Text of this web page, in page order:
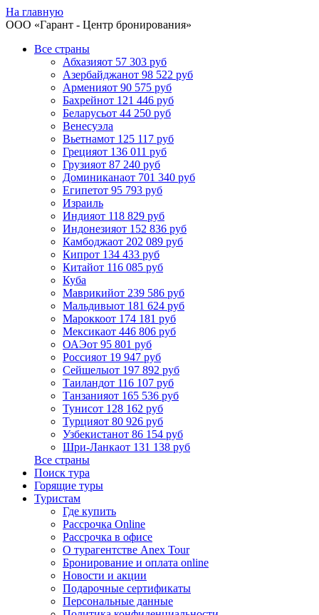
На главную
ООО «Гарант - Центр бронирования»
Все страны
Абхазияот 57 303 руб
Азербайджанот 98 522 руб
Арменияот 90 575 руб
Бахрейнот 121 446 руб
Беларусьот 44 250 руб
Венесуэла
Вьетнамот 125 117 руб
Грецияот 136 011 руб
Грузияот 87 240 руб
Доминиканаот 701 340 руб
Египетот 95 793 руб
Израиль
Индияот 118 829 руб
Индонезияот 152 836 руб
Камбоджаот 202 089 руб
Кипрот 134 433 руб
Китайот 116 085 руб
Куба
Маврикийот 239 586 руб
Мальдивыот 181 624 руб
Мароккоот 174 181 руб
Мексикаот 446 806 руб
ОАЭот 95 801 руб
Россияот 19 947 руб
Сейшелыот 197 892 руб
Таиландот 116 107 руб
Танзанияот 165 536 руб
Тунисот 128 162 руб
Турцияот 80 926 руб
Узбекистанот 86 154 руб
Шри-Ланкаот 131 138 руб
Все страны
Поиск тура
Горящие туры
Туристам
Где купить
Рассрочка Online
Рассрочка в офисе
О турагентстве Anex Tour
Бронирование и оплата online
Новости и акции
Подарочные сертификаты
Персональные данные